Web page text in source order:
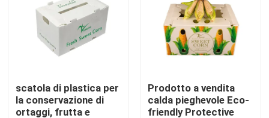
scatola di plastica per
la conservazione di
ortaggi, frutta e
Prodotto a vendita
calda pieghevole Eco-
friendly Protective